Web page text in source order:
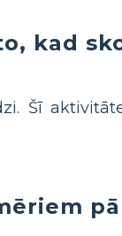
kad
Šī